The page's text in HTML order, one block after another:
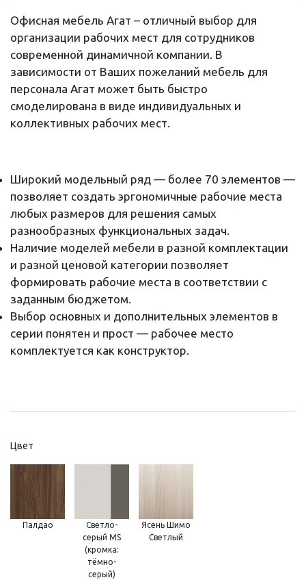
Офисная мебель Агат – отличный выбор для
организации рабочих мест для сотрудников
современной динамичной компании. В
зависимости от Ваших пожеланий мебель для
персонала Агат может быть быстро
смоделирована в виде индивидуальных и
коллективных рабочих мест.
Широкий модельный ряд — более 70 элементов —
позволяет создать эргономичные рабочие места
любых размеров для решения самых
разнообразных функциональных задач.
Наличие моделей мебели в разной комплектации
и разной ценовой категории позволяет
формировать рабочие места в соответствии с
заданным бюджетом.
Выбор основных и дополнительных элементов в
серии понятен и прост — рабочее место
комплектуется как конструктор.
Цвет
Палдао
Светло-
серый MS
(кромка:
тёмно-
серый)
Ясень Шимо
Светлый